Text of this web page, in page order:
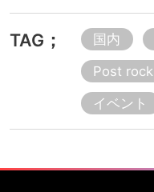
TAG； 国内
Post rock
イベント